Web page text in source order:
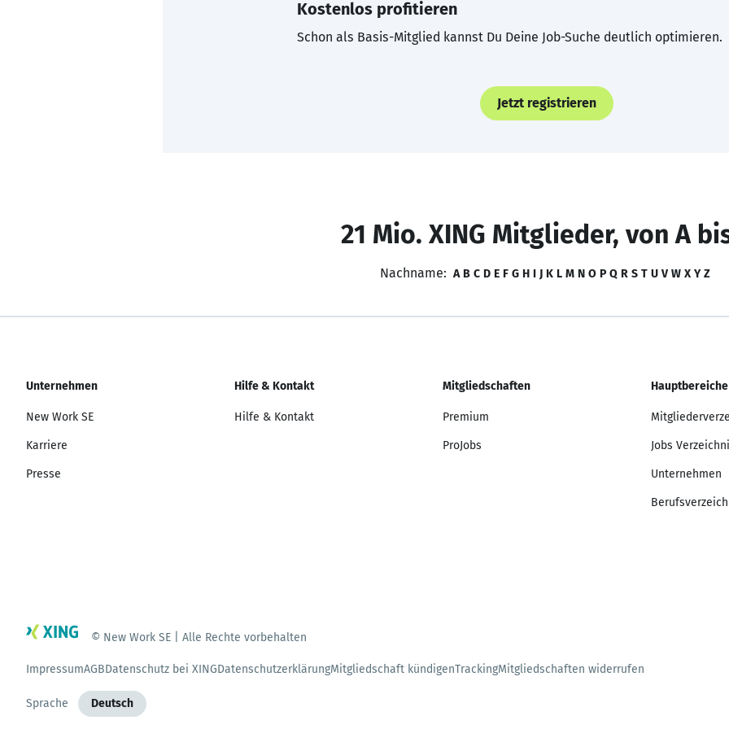
Kostenlos profitieren
Schon als Basis-Mitglied kannst Du Deine Job-Suche deutlich optimieren.
Jetzt registrieren
21 Mio. XING Mitglieder, von A
Nachname: A B C D E F G H I J K L M N O P Q R S T U V W X Y Z
Unternehmen
New Work SE
Karriere
Presse
Hilfe & Kontakt
Hilfe & Kontakt
Mitgliedschaften
Premium
ProJobs
Hauptbereiche
Jobs
Unternehmen
© New Work SE | Alle Rechte vorbehalten
ImpressumAGBDatenschutz bei XINGDatenschutzerklärungMitgliedschaft kündigenTrackingMitgliedschaften widerrufen
Sprache Deutsch